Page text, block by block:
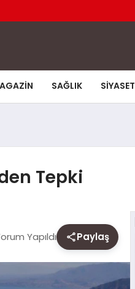
SAĞLIK SIYASET
Tepki
Yapıldı Paylaş